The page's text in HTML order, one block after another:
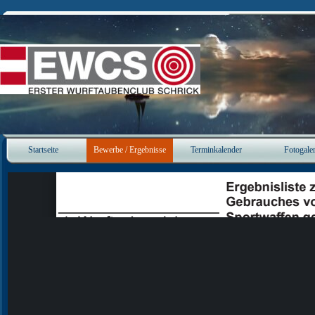
Startseite Bewerbe / Ergebnisse ▼
Terminkalender ▼